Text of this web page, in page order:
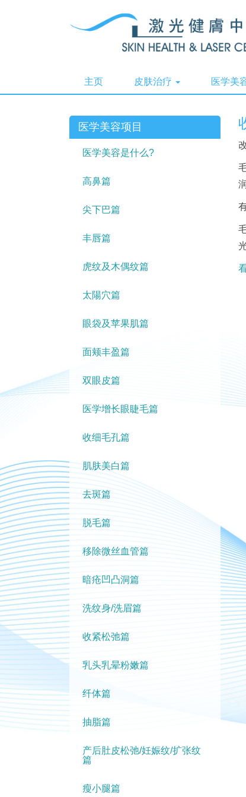
主页 皮肤治疗 医学美
医学美容项目
医学美容是什么?
高鼻篇
尖下巴篇
丰唇篇
虎纹及木偶纹篇
太陽穴篇
眼袋及苹果肌篇
面颊丰盈篇
双眼皮篇
医学增长眼睫毛篇
收细毛孔篇
肌肤美白篇
去斑篇
脱毛篇
移除微丝血管篇
暗疮凹凸洞篇
洗纹身/洗眉篇
收紧松弛篇
乳头乳晕粉嫩篇
纤体篇
抽脂篇
产后肚皮松弛/妊娠纹/扩张纹
篇
瘦小腿篇